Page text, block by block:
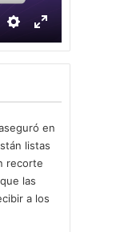
en
listas
recorte
las
a los